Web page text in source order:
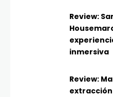
Review:
inmersiva
Review: